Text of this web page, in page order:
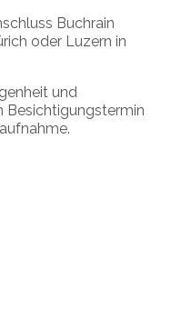
Buchrain
oder Luzern in
und
Besichtigungstermin